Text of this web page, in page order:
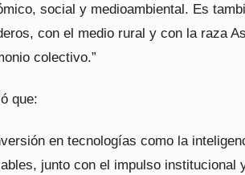
social y medioambiental. Es
con el medio rural y con la raza
colectivo.”
que:
en tecnologías como la
junto con el impulso institucional